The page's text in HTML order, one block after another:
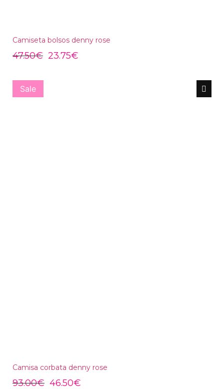
Camiseta bolsos denny rose
47.50€ 23.75€
Sale
Camisa corbata denny rose
93.00€ 46.50€